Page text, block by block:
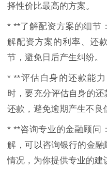
择性价比最高的方案。
* **了解配资方案的细节
解配资方案的利率、还
节，避免日后产生纠纷。
* **评估自身的还款能
时，要充分评估自身的
还款，避免逾期产生不良
* **咨询专业的金融顾问
解，可以咨询银行的金
情况，为你提供专业的建